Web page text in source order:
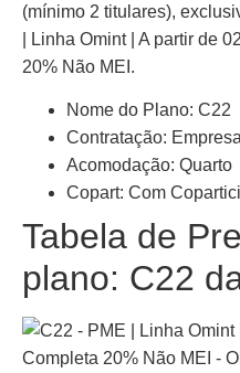
(mínimo 2 titulares),
| Linha Omint | A partir de
20% Não MEI.
Nome do Plano: C22
Contratação:
Acomodação: Quarto
Copart: Com
Tabela de
plano: C22